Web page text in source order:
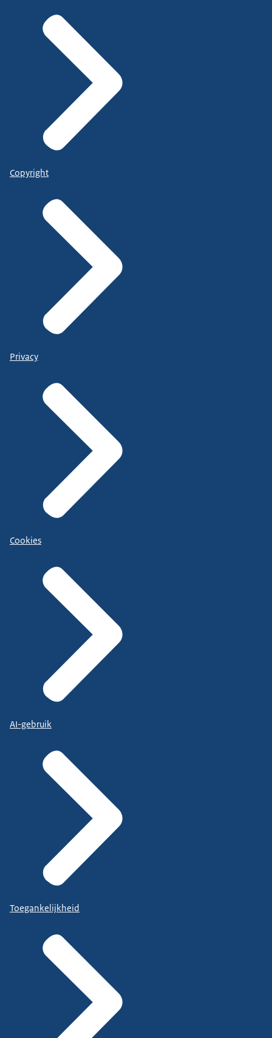
Copyright
Privacy
Cookies
AI-gebruik
Toegankelijkheid